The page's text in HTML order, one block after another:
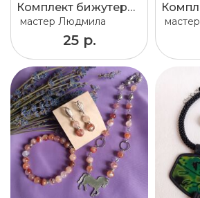
Комплект бижутерии
мастер Людмила
25 р.
мастер